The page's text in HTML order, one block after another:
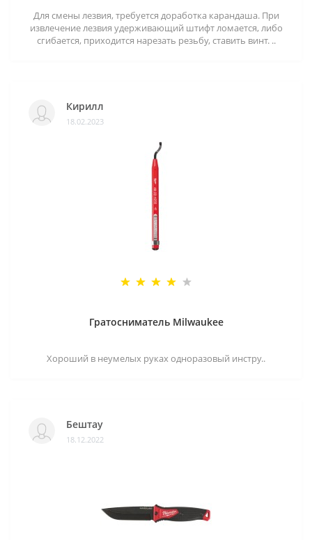
Для смены лезвия, требуется доработка карандаша. При
извлечение лезвия удерживающий штифт ломается, либо
сгибается, приходится нарезать резьбу, ставить винт. ..
Кирилл
18.02.2023
Гратосниматель Milwaukee
Хороший в неумелых руках одноразовый инстру..
Бештау
18.12.2022